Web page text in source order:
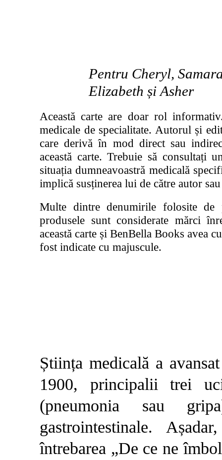
Pentru Cheryl,
Elizabeth și Asher
Această carte are doar rol
medicale de specialitate. Autorul și
care derivă în mod direct sau
această carte. Trebuie să consultați
situația dumneavoastră medicală
implică susținerea lui de către autor
Multe dintre denumirile folosite de
produsele sunt considerate mărci
această carte și BenBella Books avea
fost indicate cu majuscule.
Știința medicală a
1900, principalii trei
(pneumonia sau
gastrointestinale.
întrebarea „De ce ne